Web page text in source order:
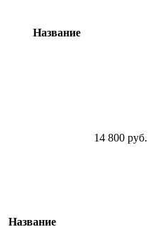
Название
14 800 руб.
Название